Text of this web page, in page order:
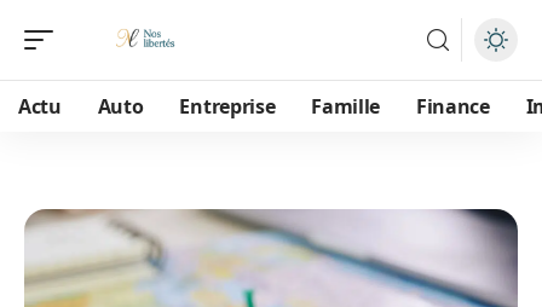
Actu Auto Entreprise Famille Finance